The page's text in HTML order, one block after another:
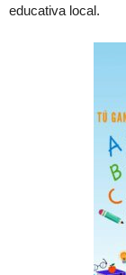
educativa local.